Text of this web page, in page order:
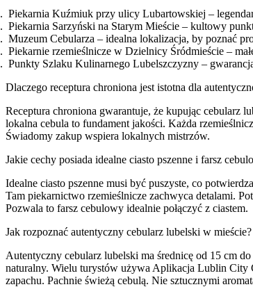
Piekarnia Kuźmiuk przy ulicy Lubartowskiej –
Piekarnia Sarzyński na Starym Mieście – kultowy
Muzeum Cebularza – idealna lokalizacja, by poznać
Piekarnie rzemieślnicze w Dzielnicy Śródmieście –
Punkty Szlaku Kulinarnego Lubelszczyzny –
Dlaczego receptura chroniona jest istotna dla
Receptura chroniona gwarantuje, że kupując cebularz
lokalna cebula to fundament jakości. Każda
Świadomy zakup wspiera lokalnych mistrzów.
Jakie cechy posiada idealne ciasto pszenne i farsz
Idealne ciasto pszenne musi być puszyste, co
Tam piekarnictwo rzemieślnicze zachwyca detalami.
Pozwala to farsz cebulowy idealnie połączyć z ciastem.
Jak rozpoznać autentyczny cebularz lubelski w mieście?
Autentyczny cebularz lubelski ma średnicę od 15 cm
naturalny. Wielu turystów używa Aplikacja Lublin City
zapachu. Pachnie świeżą cebulą. Nie sztucznymi